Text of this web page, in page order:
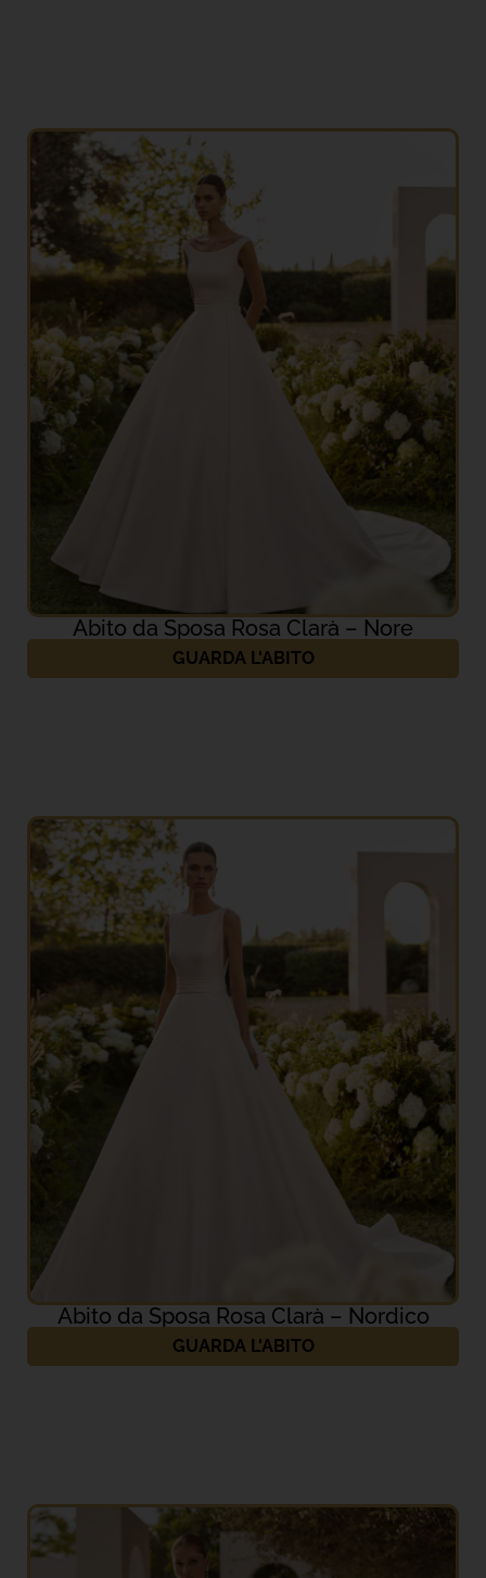
Abito da Sposa Rosa Clarà – Nore
GUARDA L'ABITO
Abito da Sposa Rosa Clarà – Nordico
GUARDA L'ABITO